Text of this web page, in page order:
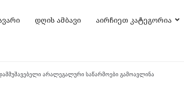
დღის ამბავი აირჩიეთ კატეგორია
არალეგალური საწარმოები გამოავლინა